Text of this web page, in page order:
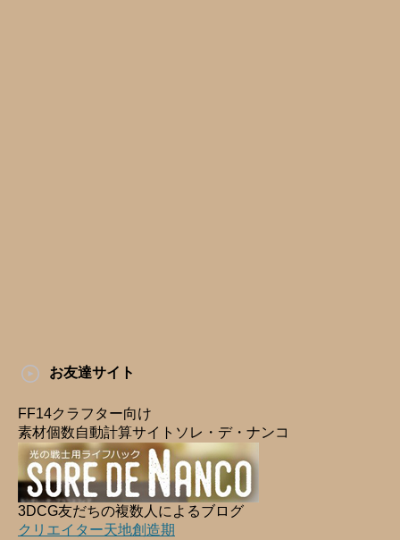
お友達サイト
FF14クラフター向け
素材個数自動計算サイトソレ・デ・ナンコ
3DCG友だちの複数人によるブログ
クリエイター天地創造期